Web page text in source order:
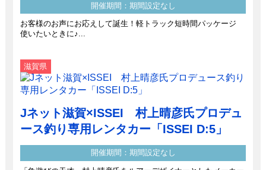
開催期間：期間設定なし
お客様のお声にお応えして誕生！軽トラック短時間パッケージ
使いたいときに♪...
滋賀県
Jネット滋賀×ISSEI 村上晴彦氏プロデュ
ース釣り専用レンタカー「ISSEI D:5」
開催期間：期間設定なし